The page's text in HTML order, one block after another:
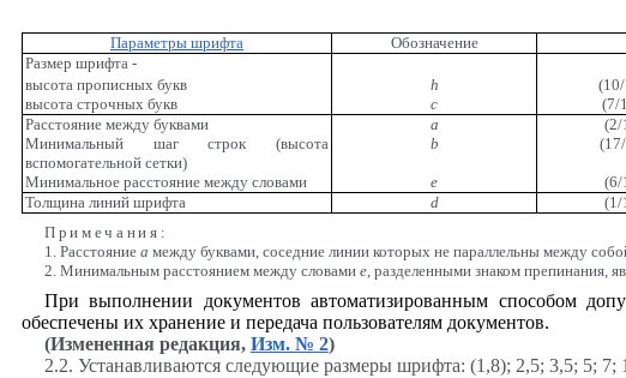
Параметры шрифта Обозначение
Размер шрифта -
высота прописных букв
h
высота строчных букв
с (7/
Расстояние между буквами
а (2/
Минимальный шаг строк (высота
вспомогательной сетки)
b
Минимальное расстояние между словами е (6/
Толщина линий шрифта
d (1/
Примечания :
1. Расстояние а между буквами, соседние линии которых не параллельны между
2. Минимальным расстоянием между словами е, разделенными знаком препинания,
При выполнении документов автоматизированным способом
обеспечены их хранение и передача пользователям документов.
(Измененная редакция, Изм. № 2)
2.2. Устанавливаются следующие размеры шрифта: (1,8); 2,5; 3,5; 5; 7;